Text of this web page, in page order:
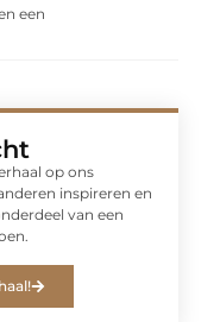
een
op ons
inspireren en
van een